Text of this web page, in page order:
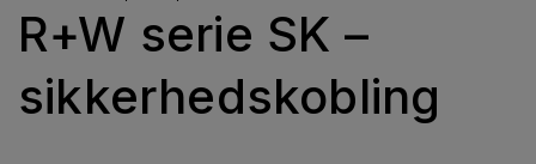
R+W serie SK –
sikkerhedskobling